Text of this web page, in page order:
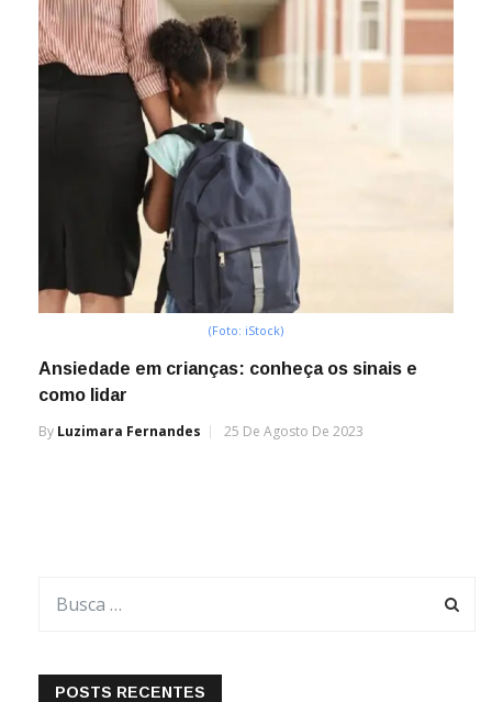
(Foto: iStock)
Ansiedade em crianças: conheça os sinais e
como lidar
By Luzimara Fernandes 25 De Agosto De 2023
POSTS RECENTES